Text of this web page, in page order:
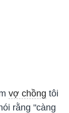
vợ chồng tôi
rằng "càng